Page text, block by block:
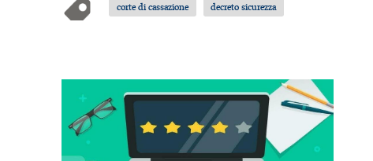
corte di cassazione decreto sicurezza